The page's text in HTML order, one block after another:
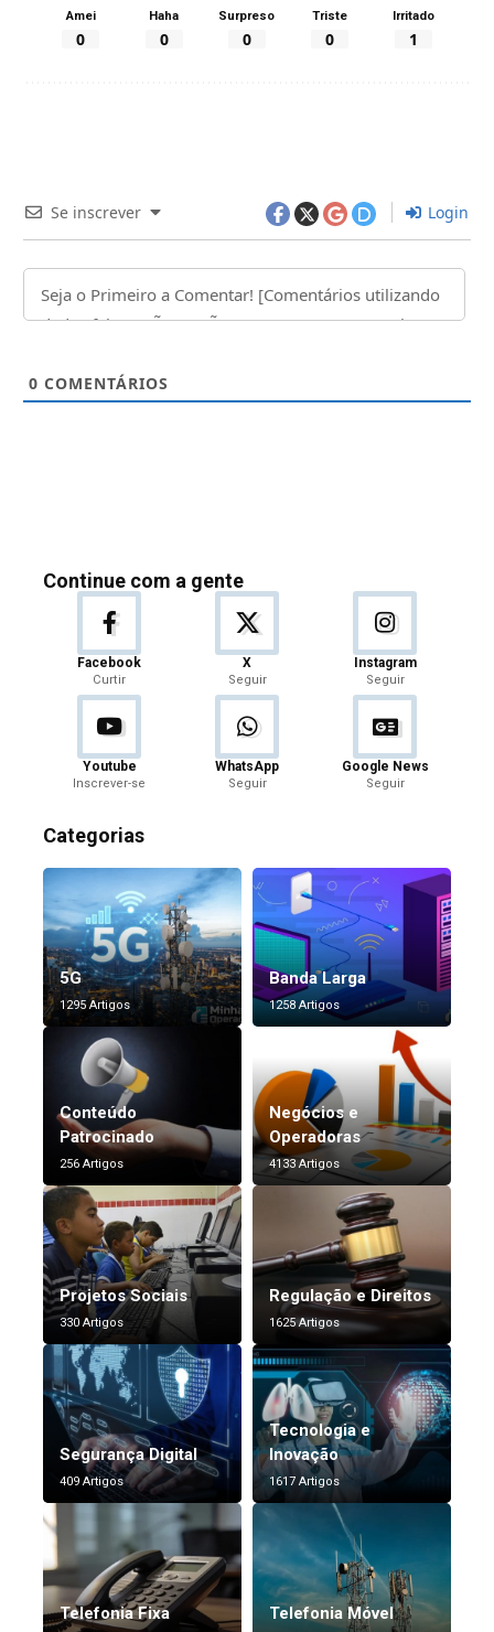
Amei
0
Haha
0
Surpreso
0
Triste
0
Irritado
1
Se inscrever Login
0 COMENTÁRIOS
Continue com a gente
Facebook
Curtir
X
Seguir
Instagram
Seguir
Youtube
Inscrever-se
WhatsApp
Seguir
Google News
Seguir
Categorias
5G
1295 Artigos
Banda Larga
1258 Artigos
Conteúdo
Patrocinado
256 Artigos
Negócios e
Operadoras
4133 Artigos
Projetos Sociais
330 Artigos
Regulação e Direitos
1625 Artigos
Segurança Digital
409 Artigos
Tecnologia e
Inovação
1617 Artigos
Telefonia Fixa Telefonia Móvel